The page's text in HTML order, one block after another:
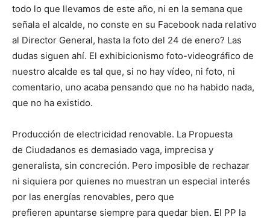
todo lo que llevamos de este año, ni en la semana que
señala el alcalde, no conste en su Facebook nada relativo
al Director General, hasta la foto del 24 de enero? Las
dudas siguen ahí. El exhibicionismo foto-videográfico de
nuestro alcalde es tal que, si no hay vídeo, ni foto, ni
comentario, uno acaba pensando que no ha habido nada,
que no ha existido.
Producción de electricidad renovable. La Propuesta
de Ciudadanos es demasiado vaga, imprecisa y
generalista, sin concreción. Pero imposible de rechazar
ni siquiera por quienes no muestran un especial interés
por las energías renovables, pero que
prefieren apuntarse siempre para quedar bien. El PP la